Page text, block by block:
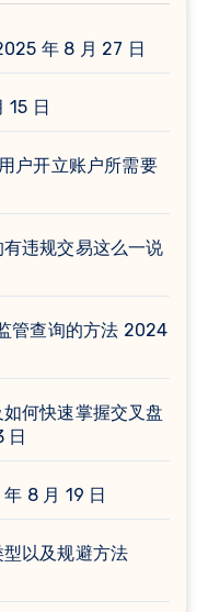
年 8 月 27 日
15 日
户开立账户所需要
违规交易这么一说
管查询的方法 2024
何快速掌握交叉盘
日
8 月 19 日
以及规避方法